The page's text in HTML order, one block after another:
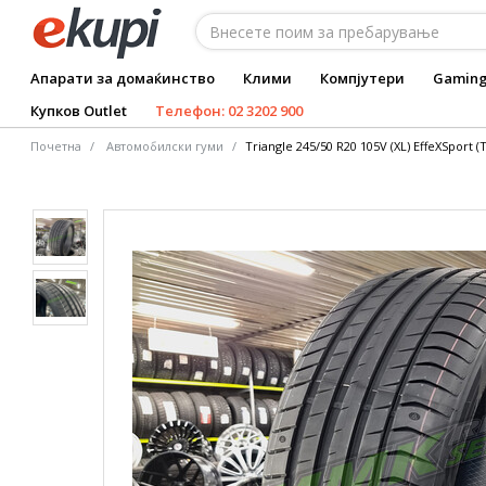
Апарати за домаќинство Клими Компјутери
Купков Outlet
Телефон: 02 3202 900
Почетна Автомобилски гуми Triangle 245/50 R20 105V (XL) EffeXSport